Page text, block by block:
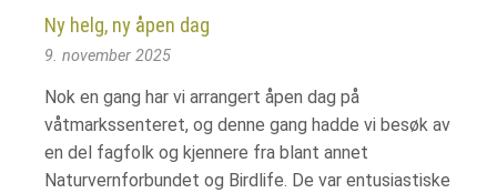
Ny helg, ny åpen dag
9. november 2025
Nok en gang har vi arrangert åpen dag på
våtmarkssenteret, og denne gang hadde vi besøk av
en del fagfolk og kjennere fra blant annet
Naturvernforbundet og Birdlife. De var entusiastiske